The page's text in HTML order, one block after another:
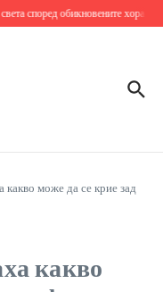
обикновените хора 17
какво може да се крие зад
какво